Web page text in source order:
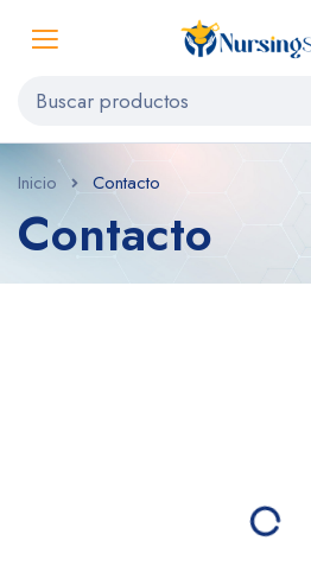
Inicio Contacto
Contacto